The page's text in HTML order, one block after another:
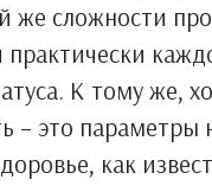
сложности
К тому же,
– это параметры
как